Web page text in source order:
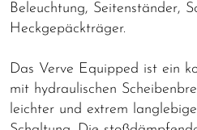
Beleuchtung, Seitenständer,
Heckgepäckträger.
Das Verve Equipped ist ein
mit hydraulischen
leichter und extrem